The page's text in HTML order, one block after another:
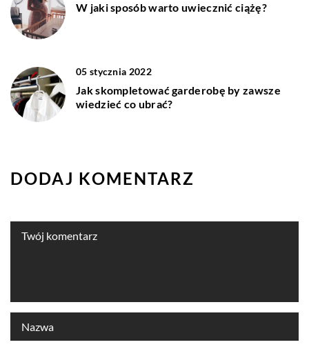
W jaki sposób warto uwiecznić ciążę?
05 stycznia 2022
Jak skompletować garderobę by zawsze
wiedzieć co ubrać?
DODAJ KOMENTARZ